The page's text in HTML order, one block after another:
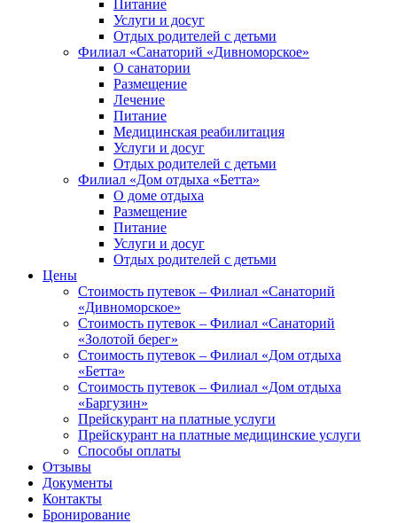
Питание
Услуги и досуг
Отдых родителей с детьми
Филиал «Санаторий «Дивноморское»
О санатории
Размещение
Лечение
Питание
Медицинская реабилитация
Услуги и досуг
Отдых родителей с детьми
Филиал «Дом отдыха «Бетта»
О доме отдыха
Размещение
Питание
Услуги и досуг
Отдых родителей с детьми
Цены
Стоимость путевок – Филиал «Санаторий
«Дивноморское»
Стоимость путевок – Филиал «Санаторий
«Золотой берег»
Стоимость путевок – Филиал «Дом отдыха
«Бетта»
Стоимость путевок – Филиал «Дом отдыха
«Баргузин»
Прейскурант на платные услуги
Прейскурант на платные медицинские услуги
Способы оплаты
Отзывы
Документы
Контакты
Бронирование